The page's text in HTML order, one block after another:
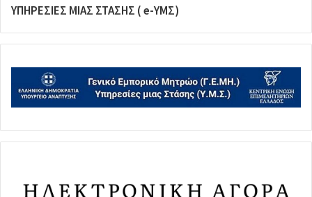
ΥΠΗΡΕΣΙΕΣ ΜΙΑΣ ΣΤΑΣΗΣ ( e-ΥΜΣ)